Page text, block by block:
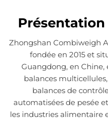
Zhongshan Combiweigh
fondée en 2015 et
Guangdong, en
balances
balances de
automatisées de pesée
les industries alimentaire